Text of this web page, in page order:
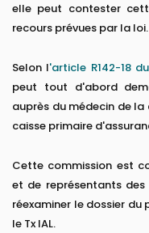
elle peut contester
recours prévues par la loi.
Selon l'article R142-18
peut tout d'abord
auprès du médecin de
caisse primaire
Cette commission est
et de représentants des
réexaminer le dossier du
le Tx IAL.